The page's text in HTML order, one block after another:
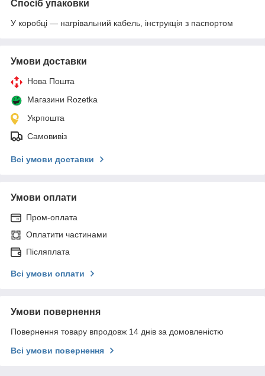
Спосіб упаковки
У коробці — нагрівальний кабель, інструкція з паспортом
Умови доставки
Нова Пошта
Магазини Rozetka
Укрпошта
Самовивіз
Всі умови доставки
Умови оплати
Пром-оплата
Оплатити частинами
Післяплата
Всі умови оплати
Умови повернення
Повернення товару впродовж 14 днів за домовленістю
Всі умови повернення